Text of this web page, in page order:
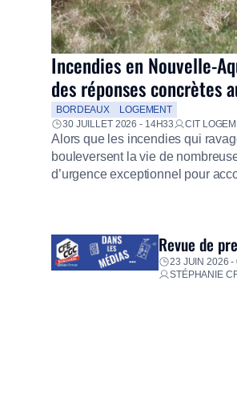
Incendies en Nouvelle-
des réponses concrètes
BORDEAUX
LOGEMENT
30 JUILLET 2026 - 14H33
CIT
Alors que les incendies qui
bouleversent la vie de
d’urgence exceptionnel pour
Revue de
23 JUIN 2026 -
STÉPHANIE